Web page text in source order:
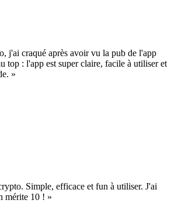
j'ai craqué après avoir vu la pub de l'app
top : l'app est super claire, facile à utiliser et
»
Simple, efficace et fun à utiliser. J'ai
mérite 10 ! »